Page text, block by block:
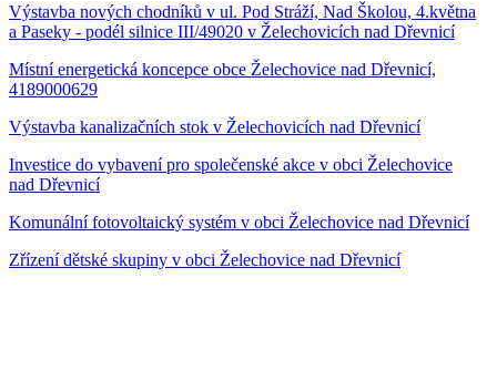
Výstavba nových chodníků v ul. Pod Stráží, Nad Školou, 4.května
a Paseky - podél silnice III/49020 v Želechovicích nad Dřevnicí
Místní energetická koncepce obce Želechovice nad Dřevnicí,
4189000629
Výstavba kanalizačních stok v Želechovicích nad Dřevnicí
Investice do vybavení pro společenské akce v obci Želechovice
nad Dřevnicí
Komunální fotovoltaický systém v obci Želechovice nad Dřevnicí
Zřízení dětské skupiny v obci Želechovice nad Dřevnicí